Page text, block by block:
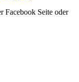
Facebook Seite oder